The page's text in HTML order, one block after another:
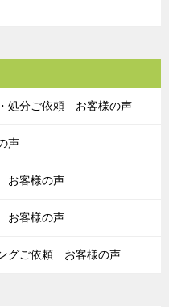
処分ご依頼 お客様の声
声
お客様の声
お客様の声
グご依頼 お客様の声